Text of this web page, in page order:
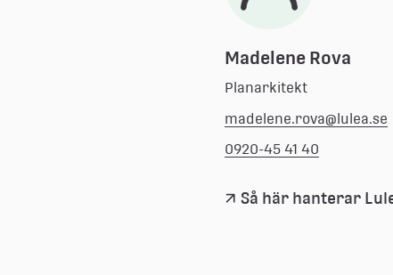
Madelene Rova
Planarkitekt
madelene.rova@lulea.se
0920-45 41 40
Så här hanterar